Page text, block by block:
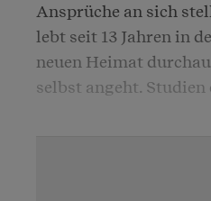
Ansprüche an sich
lebt seit 13 Jahren in
neuen Heimat
selbst angeht.